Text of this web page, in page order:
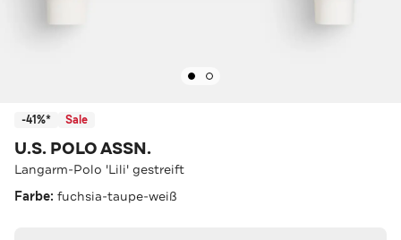
-41%* Sale
U.S. POLO ASSN.
Langarm-Polo 'Lili' gestreift
Farbe: fuchsia-taupe-weiß